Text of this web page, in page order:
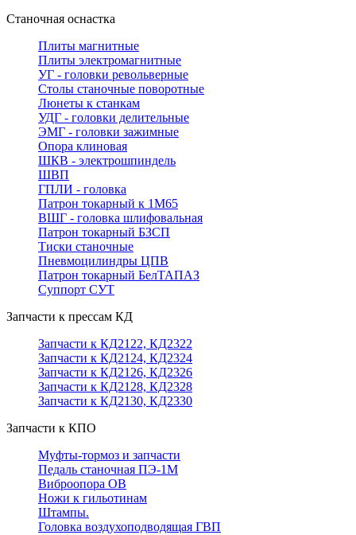
Станочная оснастка
Плиты магнитные
Плиты электромагнитные
УГ - головки револьверные
Столы станочные поворотные
Люнеты к станкам
УДГ - головки делительные
ЭМГ - головки зажимные
Опора клиновая
ШКВ - электрошпиндель
ШВП
ГПЛИ - головка
Патрон токарный к 1М65
ВШГ - головка шлифовальная
Патрон токарный БЗСП
Тиски станочные
Пневмоцилиндры ЦПВ
Патрон токарный БелТАПАЗ
Суппорт СУТ
Запчасти к прессам КД
Запчасти к КД2122, КД2322
Запчасти к КД2124, КД2324
Запчасти к КД2126, КД2326
Запчасти к КД2128, КД2328
Запчасти к КД2130, КД2330
Запчасти к КПО
Муфты-тормоз и запчасти
Педаль станочная ПЭ-1М
Виброопора ОВ
Ножи к гильотинам
Штампы.
Головка воздухоподводящая ГВП